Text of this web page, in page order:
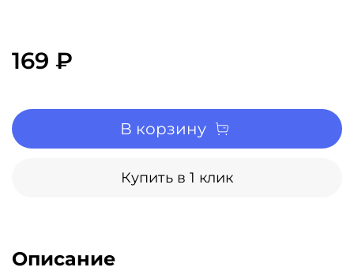
169 ₽
В корзину
Купить в 1 клик
Описание